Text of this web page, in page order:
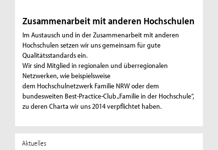
Zusammenarbeit mit anderen Hochschulen
Im Austausch und in der Zusammenarbeit mit anderen
Hochschulen setzen wir uns gemeinsam für gute
Qualitätsstandards ein.
Wir sind Mitglied in regionalen und überregionalen
Netzwerken, wie beispielsweise
dem Hochschulnetzwerk Familie NRW oder dem
bundesweiten Best-Practice-Club „Familie in der Hochschule“,
zu deren Charta wir uns 2014 verpflichtet haben.
Aktuelles